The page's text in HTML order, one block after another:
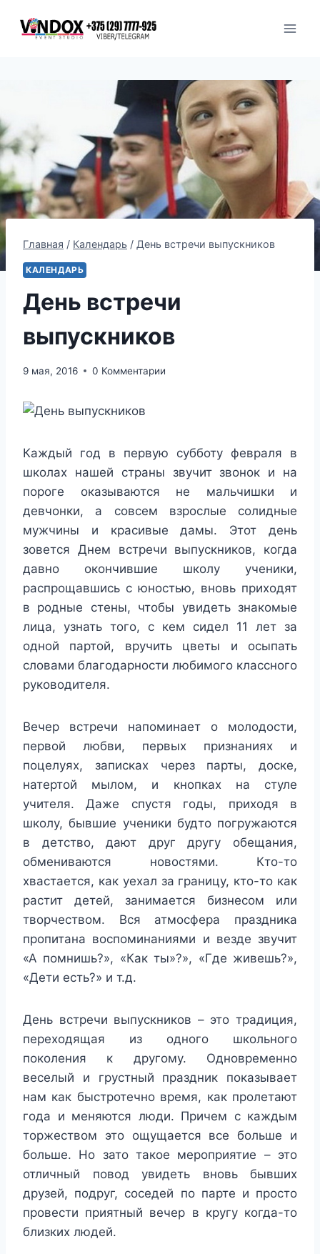
Главная / Календарь / День встречи выпускников
КАЛЕНДАРЬ
День встречи
выпускников
9 мая, 2016 0 Комментарии
Каждый год в первую субботу февраля в
школах нашей страны звучит звонок и на
пороге оказываются не мальчишки и
девчонки, а совсем взрослые солидные
мужчины и красивые дамы. Этот день
зовется Днем встречи выпускников, когда
давно окончившие школу ученики,
распрощавшись с юностью, вновь приходят
в родные стены, чтобы увидеть знакомые
лица, узнать того, с кем сидел 11 лет за
одной партой, вручить цветы и осыпать
словами благодарности любимого классного
руководителя.
Вечер встречи напоминает о молодости,
первой любви, первых признаниях и
поцелуях, записках через парты, доске,
натертой мылом, и кнопках на стуле
учителя. Даже спустя годы, приходя в
школу, бывшие ученики будто погружаются
в детство, дают друг другу обещания,
обмениваются новостями. Кто-то
хвастается, как уехал за границу, кто-то как
растит детей, занимается бизнесом или
творчеством. Вся атмосфера праздника
пропитана воспоминаниями и везде звучит
«А помнишь?», «Как ты»?», «Где живешь?»,
«Дети есть?» и т.д.
День встречи выпускников – это традиция,
переходящая из одного школьного
поколения к другому. Одновременно
веселый и грустный праздник показывает
нам как быстротечно время, как пролетают
года и меняются люди. Причем с каждым
торжеством это ощущается все больше и
больше. Но зато такое мероприятие – это
отличный повод увидеть вновь бывших
друзей, подруг, соседей по парте и просто
провести приятный вечер в кругу когда-то
близких людей.